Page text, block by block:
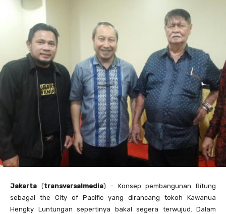
Jakarta (transversalmedia) – Konsep pembangunan Bitung
sebagai the City of Pacific yang dirancang tokoh Kawanua
Hengky Luntungan sepertinya bakal segera terwujud. Dalam